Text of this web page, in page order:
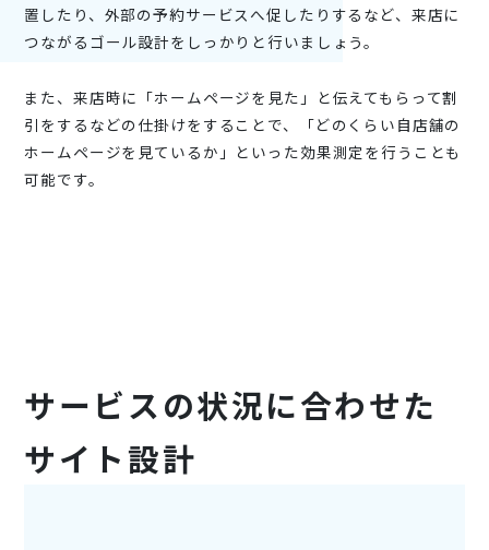
置したり、外部の予約サービスへ促したりするなど、来店に
つながるゴール設計をしっかりと行いましょう。
また、来店時に「ホームページを見た」と伝えてもらって割
引をするなどの仕掛けをすることで、「どのくらい自店舗の
ホームページを見ているか」といった効果測定を行うことも
可能です。
サービスの状況に合わせた
サイト設計